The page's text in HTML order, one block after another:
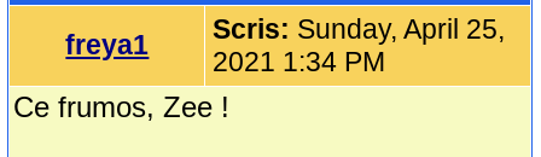
freya1 Scris: Sunday, April 25,
2021 1:34 PM
Ce frumos, Zee !